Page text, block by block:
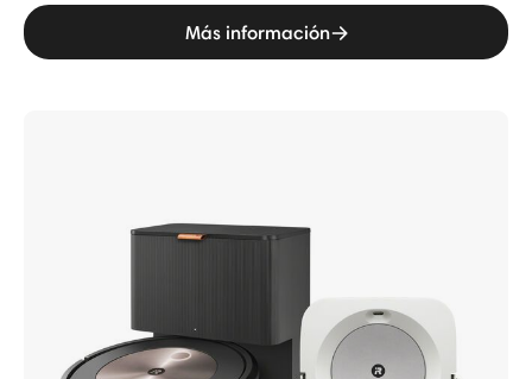
Más información